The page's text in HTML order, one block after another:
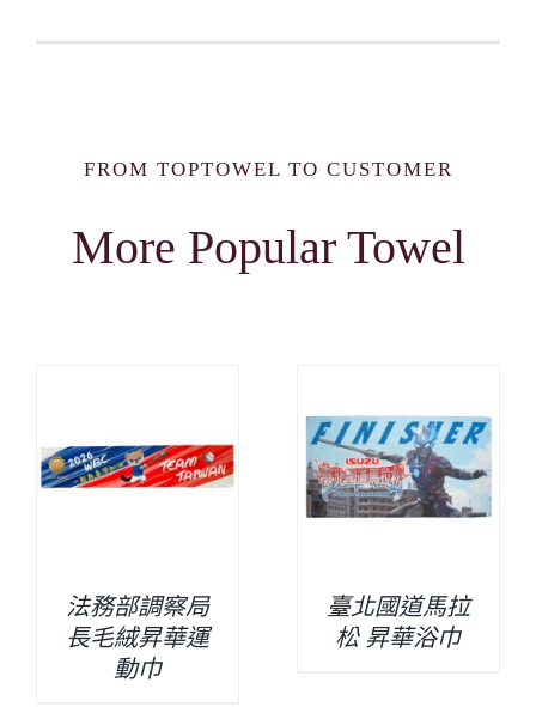
FROM TOPTOWEL TO CUSTOMER
More Popular Towel
法務部調察局
長毛絨昇華運
動巾
臺北國道馬拉
松 昇華浴巾